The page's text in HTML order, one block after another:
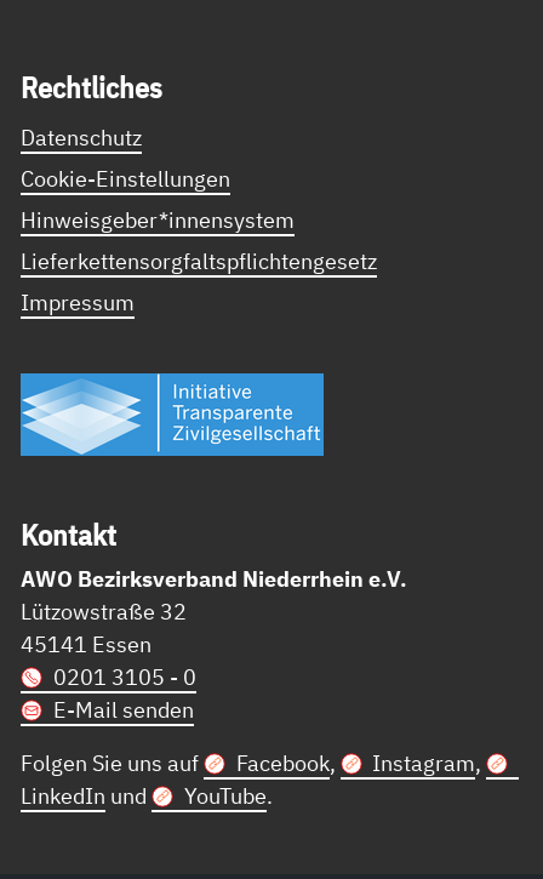
Recht­li­ches
Datenschutz
Cookie-Einstellungen
Hinweisgeber*innensystem
Lieferkettensorgfaltspflichtengesetz
Impressum
Kon­takt
AWO Bezirksverband Niederrhein e.V.
Lützowstraße 32
45141 Essen
0201 3105 - 0
E-Mail senden
Folgen Sie uns auf
Facebook, Instagram,
LinkedIn und YouTube.